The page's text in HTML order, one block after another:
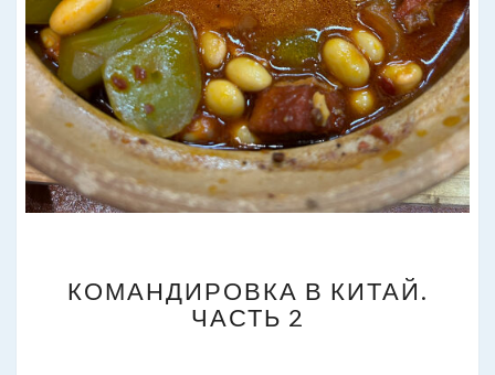
В
КИТАЙ.
КОМАНДИРОВКА В КИТАЙ.
ЧАСТЬ 2